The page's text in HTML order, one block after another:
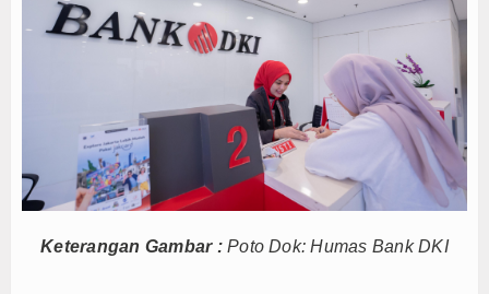
Anto Febrianto Tantang Pemuda Majalengka :
Interupsi PDIP Warnai Paripurna APBD
Bupati Majalengka Beberkan Hasil Paripurna
APBD Majalengka 2026 Naik Jadi Rp 3,14 Triliun,
Persib Gagal Juara, Ateng Sutisna Ajak
Bupati Majalengka Ajak Ribuan Bobotoh
Menteri UMKM Dorong APPI Perkuat Pasar
Bupati Barito Utara Hadiri Rakor Pemerintahan
Keterangan Gambar :Poto Dok: Humas Bank DKI